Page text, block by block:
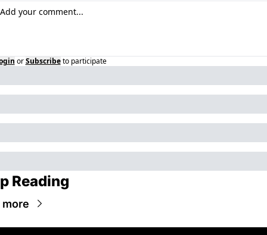
or Subscribe to participate
Reading